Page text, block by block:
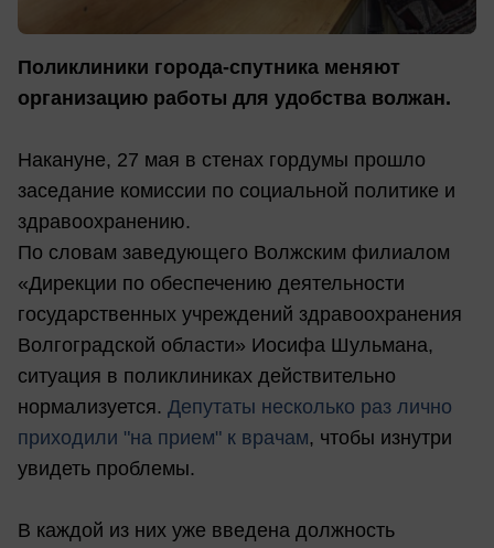
Поликлиники города-спутника меняют
организацию работы для удобства волжан.
Накануне, 27 мая в стенах гордумы прошло
заседание комиссии по социальной политике и
здравоохранению.
По словам заведующего Волжским филиалом
«Дирекции по обеспечению деятельности
государственных учреждений здравоохранения
Волгоградской области» Иосифа Шульмана,
ситуация в поликлиниках действительно
нормализуется. Депутаты несколько раз лично
приходили "на прием" к врачам, чтобы изнутри
увидеть проблемы.
В каждой из них уже введена должность